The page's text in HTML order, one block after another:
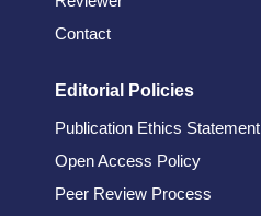
Contact
Editorial Policies
Publication Ethics Statement
Open Access Policy
Peer Review Process